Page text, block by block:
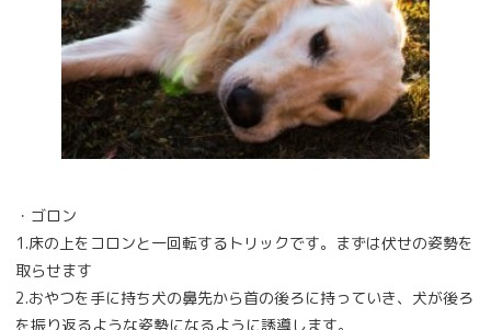
・ゴロン
1.床の上をコロンと一回転するトリックです。まずは伏せの姿勢を
取らせます
2.おやつを手に持ち犬の鼻先から首の後ろに持っていき、犬が後ろ
を振り返るような姿勢になるように誘導します。